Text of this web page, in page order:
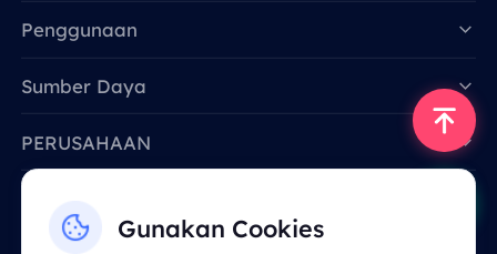
Gunakan Cookies
Penggunaan
Sumber Daya
PERUSAHAAN
Email: support@smartproxy.org